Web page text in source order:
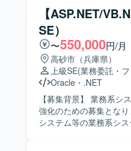
しながら、関係者と円
んでいただける方を求
める方にマッチする環境です。 【ポジションの魅力】 基幹となる販売管理
関わることで、業務知
で一貫して携わることが
環境】 C#（.NET）、
境となります。
【ASP.NET/
SE）
〜550,000円/月
高砂市（兵庫県）
上級SE(業務委託・
Oracle ・ .NET
【募集背景】 業務系シ
強化のための募集となります。 【作業内容】 図面管理システム、物流管理
システム等の業務系シ